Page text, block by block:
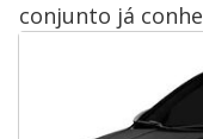
conjunto já